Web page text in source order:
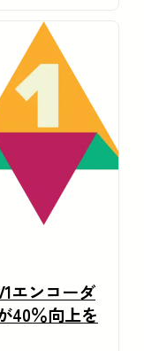
エンコーダ
40％向上を